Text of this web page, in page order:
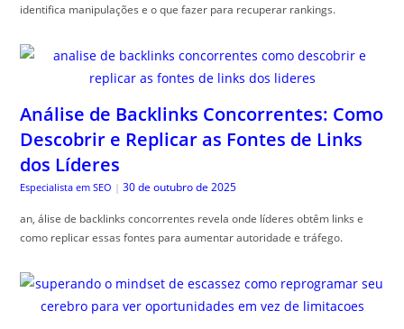
identifica manipulações e o que fazer para recuperar rankings.
Análise de Backlinks Concorrentes: Como
Descobrir e Replicar as Fontes de Links
dos Líderes
Especialista em SEO | 30 de outubro de 2025
an, álise de backlinks concorrentes revela onde líderes obtêm links e
como replicar essas fontes para aumentar autoridade e tráfego.